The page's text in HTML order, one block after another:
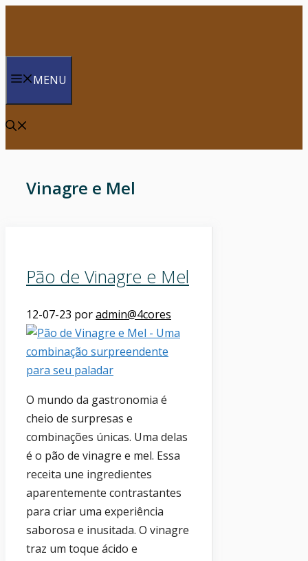
MENU
Vinagre e Mel
Pão de Vinagre e Mel
12-07-23 poradmin@4cores
O mundo da gastronomia é
cheio de surpresas e
combinações únicas. Uma delas
é o pão de vinagre e mel. Essa
receita une ingredientes
aparentemente contrastantes
para criar uma experiência
saborosa e inusitada. O vinagre
traz um toque ácido e